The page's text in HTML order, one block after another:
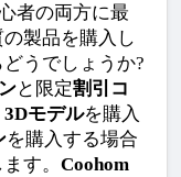
者の両方に最
製品を購入し
うでしょうか?
と限定割引コ
3Dモデルを購入
を購入する場合
す。 Coohom